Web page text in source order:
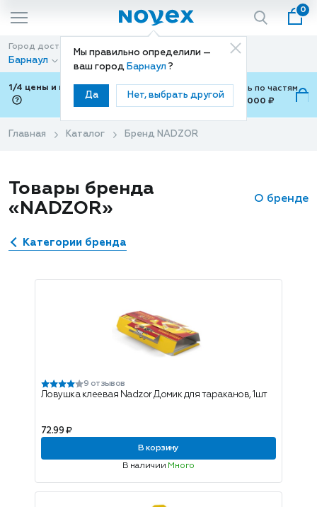
Мы правильно определили —
ваш город Барнаул ?
Да Нет, выбрать другой
0
Город доставки
Барнаул
Способ доставки
Доставка
1/4 цены и покупки ваши с Подели
Можно оплатить по частям
от 700 ₽ до 15,000 ₽
Главная Каталог Бренд NADZOR
Товары бренда
«NADZOR»
О бренде
Категории бренда
9 отзывов
Ловушка клеевая Nadzor Домик для тараканов, 1шт
72.99 ₽
В корзину
В наличии Много